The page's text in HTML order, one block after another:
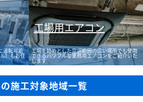
運転可能
）もお任
工場用エアコン
工場を始めとした空調範囲の広い場所でも使用
できるパワフルな業務用エアコンをご紹介いた
します
施工対象地域一覧